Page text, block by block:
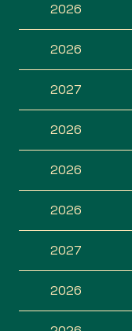
2026
2026
2027
2026
2026
2026
2027
2026